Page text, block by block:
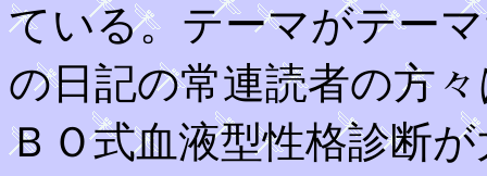
ている。テーマがテー
の日記の常連読者の方
ＢＯ式血液型性格診断